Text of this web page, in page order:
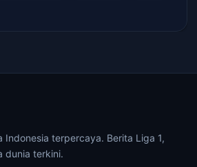
Indonesia terpercaya. Berita Liga 1,
dunia terkini.